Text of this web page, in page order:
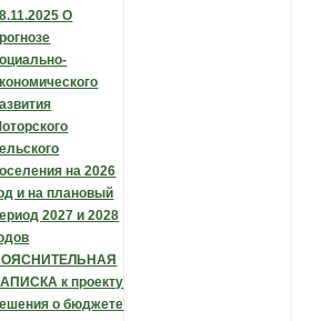
О
на 2026
и на плановый
2027 и 2028
к проекту
о бюджете